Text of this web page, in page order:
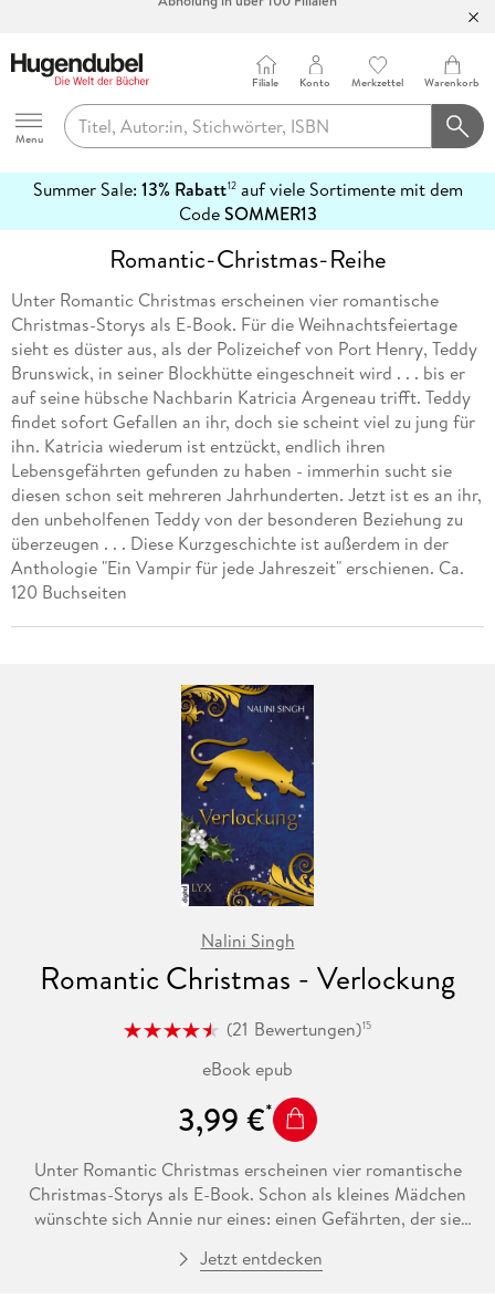
100 Tage Rückgaberecht***
Abholung in über 100 Filialen
Hugendubel
Menu
Filiale Konto Merkzettel Warenkorb
Summer Sale: 13% Rabatt12auf viele Sortimente mit dem
CodeSOMMER13
erfahren
Romantic-Christmas-Reihe
Unter Romantic Christmas erscheinen vier romantische
Christmas-Storys als E-Book. Für die Weihnachtsfeiertage
sieht es düster aus, als der Polizeichef von Port Henry, Teddy
Brunswick, in seiner Blockhütte eingeschneit wird . . . bis er
auf seine hübsche Nachbarin Katricia Argeneau trifft. Teddy
findet sofort Gefallen an ihr, doch sie scheint viel zu jung für
ihn. Katricia wiederum ist entzückt, endlich ihren
Lebensgefährten gefunden zu haben - immerhin sucht sie
diesen schon seit mehreren Jahrhunderten. Jetzt ist es an ihr,
den unbeholfenen Teddy von der besonderen Beziehung zu
überzeugen . . . Diese Kurzgeschichte ist außerdem in der
Anthologie "Ein Vampir für jede Jahreszeit" erschienen. Ca.
120 Buchseiten
Nalini Singh
Romantic Christmas - Verlockung
(21 Bewertungen)15
eBook epub
3,99 €
Unter Romantic Christmas erscheinen vier romantische
Christmas-Storys als E-Book. Schon als kleines Mädchen
wünschte sich Annie nur eines: einen Gefährten, der sie
dem geheimnisvollen Zach begegnet, scheint ihr Traum zum
Jetzt entdecken